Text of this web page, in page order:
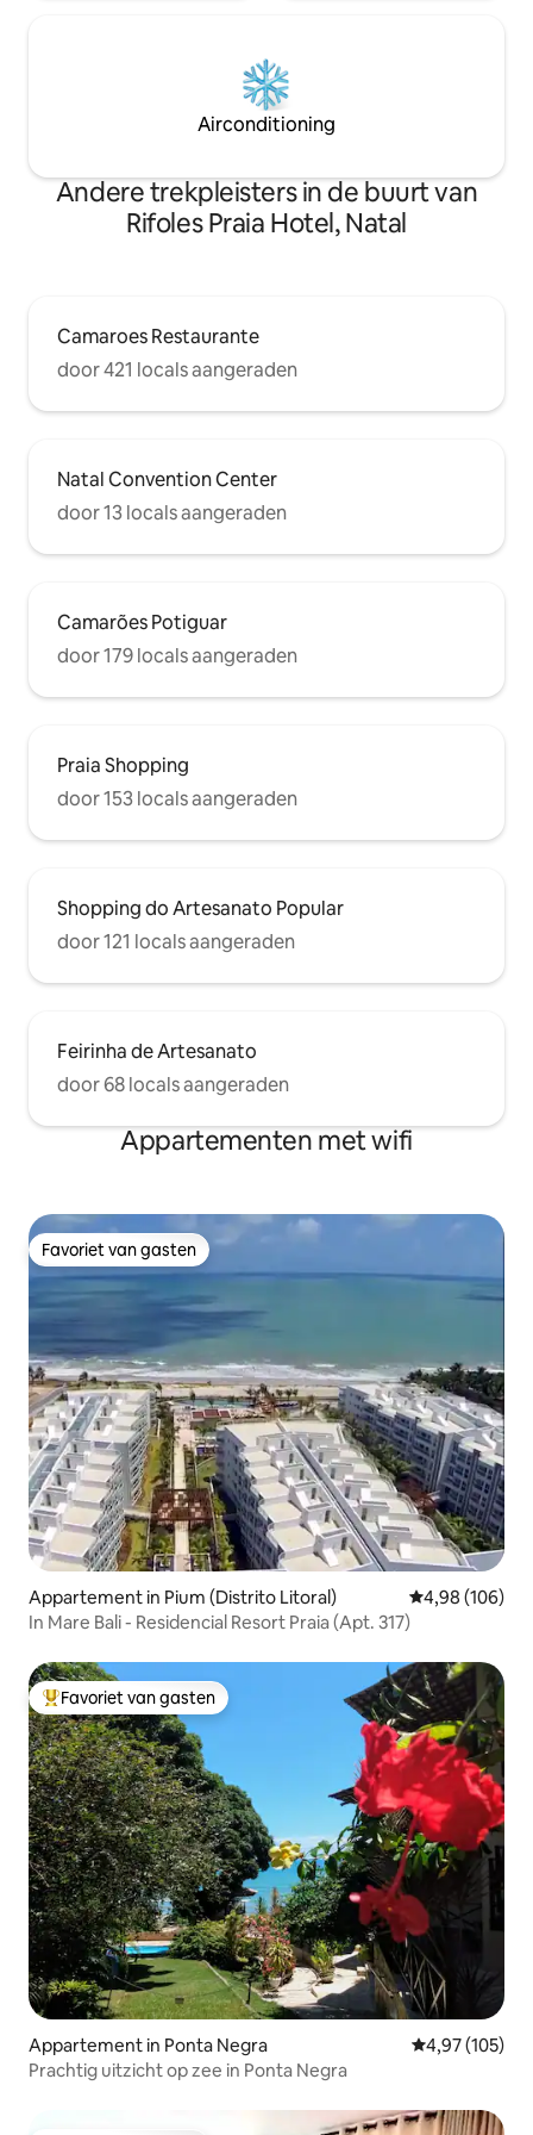
Airconditioning
Andere trekpleisters in de buurt van
Rifoles Praia Hotel, Natal
Camaroes Restaurante
door 421 locals aangeraden
Natal Convention Center
door 13 locals aangeraden
Camarões Potiguar
door 179 locals aangeraden
Praia Shopping
door 153 locals aangeraden
Shopping do Artesanato Popular
door 121 locals aangeraden
Feirinha de Artesanato
door 68 locals aangeraden
Appartementen met wifi
Favoriet van gasten
Favoriet van gasten
Appartement in Pium (Distrito Litoral) Gemiddelde
4,98 (106)
In Mare Bali - Residencial Resort Praia (Apt. 317)
Topfavoriet van gasten
Favoriet van gasten
Appartement in Ponta Negra Gemiddelde
4,97 (105)
Prachtig uitzicht op zee in Ponta Negra